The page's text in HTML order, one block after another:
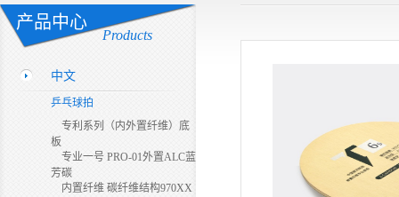
产品中心
Products
中文
乒乓球拍
专利系列（内外置纤维）底
板
专业一号 PRO-01外置ALC蓝
芳碳
内置纤维 碳纤维结构970XX